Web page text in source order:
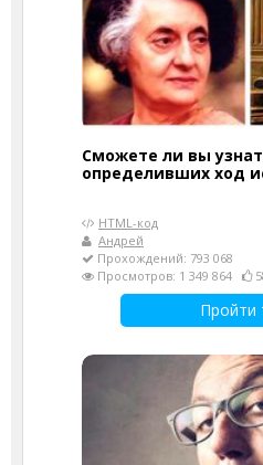
Сможете ли вы
определивших ход
HTML-код
Андрей
Прохождений: 793 068
Просмотров: 1 349 864
Пройти